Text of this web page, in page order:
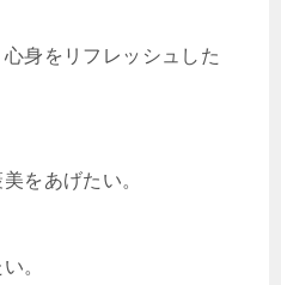
身をリフレッシュした
をあげたい。
。